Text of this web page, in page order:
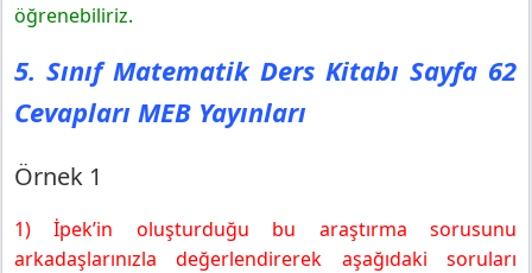
öğrenebiliriz.
5. Sınıf Matematik Ders Kitabı Sayfa 62
Cevapları MEB Yayınları
Örnek 1
1) İpek’in oluşturduğu bu araştırma sorusunu
arkadaşlarınızla değerlendirerek aşağıdaki soruları